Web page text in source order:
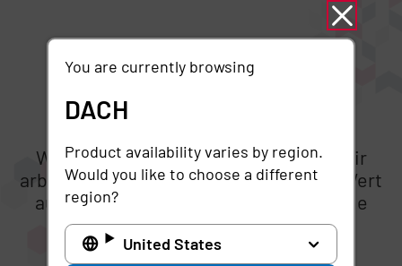
Unternehmerische
Verantwortung
Wir lieben die Gemeinden, in denen wir
arbeiten und leben. Deshalb legen wir Wert
auf unternehmensweite ehrenamtliche
Aktivitäten, Spendenaktionen und
Fundraising-Kampagnen.
You are currently browsing
DACH
Product availability varies by region.
Would you like to choose a different
region?
United States